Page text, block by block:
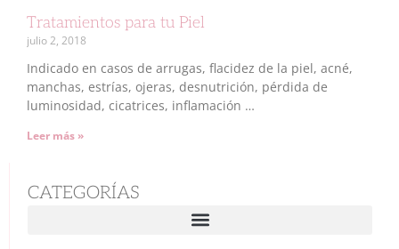
Tratamientos para tu Piel
julio 2, 2018
Indicado en casos de arrugas, flacidez de la piel, acné,
manchas, estrías, ojeras, desnutrición, pérdida de
luminosidad, cicatrices, inflamación …
Leer más »
CATEGORÍAS